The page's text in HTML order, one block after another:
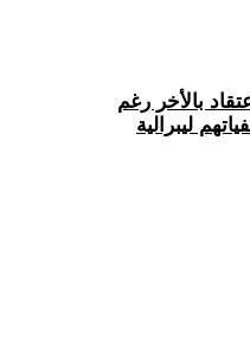
بالأخر رغم
ليبرالية